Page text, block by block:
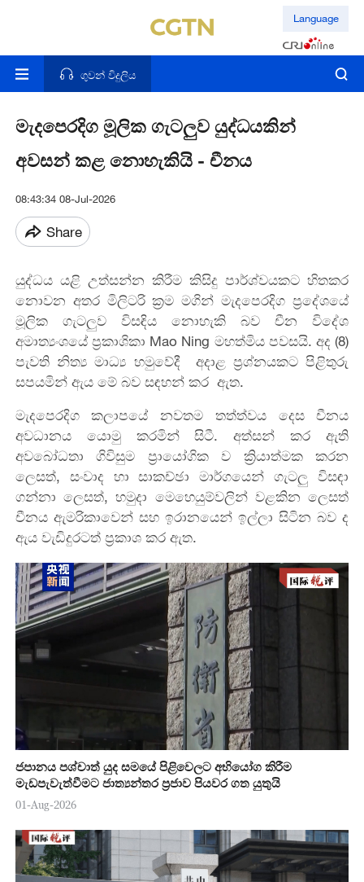
Language
ගුවන් විදුලිය
මැදපෙරදිග මූලික ගැටලුව යුද්ධයකින්
අවසන් කළ නොහැකියි - චීනය
08:43:34 08-Jul-2026
Share
යුද්ධය යළි උත්සන්න කිරීම කිසිදු පාර්ශ්වයකට හිතකර
නොවන අතර මිලිටරි ක්‍රම මගින් මැදපෙරදිග ප්‍රදේශයේ
මූලික ගැටලුව විසඳිය නොහැකි බව චීන විදේශ
අමාත්‍යංශයේ ප්‍රකාශිකා Mao Ning මහත්මිය පවසයි. අද (8)
පැවති නිත්‍ය මාධ්‍ය හමුවේදී අදාළ ප්‍රශ්නයකට පිළිතුරු
සපයමින් ඇය මේ බව සඳහන් කර ඇත.
මැදපෙරදිග කලාපයේ නවතම තත්ත්වය දෙස චීනය
අවධානය යොමු කරමින් සිටී. අත්සන් කර ඇති
අවබෝධතා ගිවිසුම ප්‍රායෝගික ව ක්‍රියාත්මක කරන
ලෙසත්, සංවාද හා සාකච්ඡා මාර්ගයෙන් ගැටලු විසඳා
ගන්නා ලෙසත්, හමුදා මෙහෙයුම්වලින් වළකින ලෙසත්
චීනය ඇමරිකාවෙන් සහ ඉරානයෙන් ඉල්ලා සිටින බව ද
ඇය වැඩිදුරටත් ප්‍රකාශ කර ඇත.
ජපානය පශ්චාත් යුද සමයේ පිළිවෙලට අභියෝග කිරීම
මැඩපැවැත්වීමට ජාත්‍යන්තර ප්‍රජාව පියවර ගත යුතුයි
01-Aug-2026